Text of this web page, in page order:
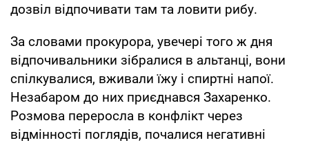
дозвіл відпочивати там та ловити рибу.
За словами прокурора, увечері того ж дня
відпочивальники зібралися в альтанці, вони
спілкувалися, вживали їжу і спиртні напої.
Незабаром до них приєднався Захаренко.
Розмова переросла в конфлікт через
відмінності поглядів, почалися негативні